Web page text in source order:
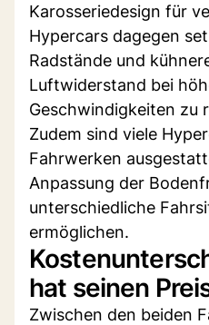
Karosseriedesign für
Hypercars dagegen
Radstände und
Luftwiderstand bei
Geschwindigkeiten zu
Zudem sind viele
Fahrwerken
Anpassung der
unterschiedliche
ermöglichen.
hat seinen
Zwischen den beiden